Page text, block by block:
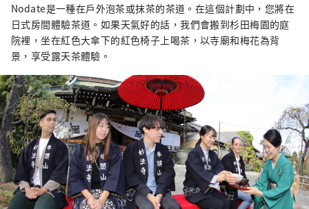
Nodate是一種在戶外泡茶或抹茶的茶道。在這個計劃中，您將在
日式房間體驗茶道。如果天氣好的話，我們會搬到杉田梅園的庭
院裡，坐在紅色大傘下的紅色椅子上喝茶，以寺廟和梅花為背
景，享受露天茶體驗。